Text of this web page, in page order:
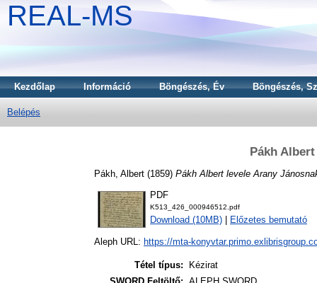
REAL-MS
Kezdőlap Információ Böngészés, Év Böngészés,
Belépés
Pákh
Pákh, Albert (1859) Pákh Albert levele Arany
PDF
K513_426_000946512.pdf
Download (10MB) Előzetes bemutató
Aleph URL: https://mta-
Tétel típus:
Kézirat